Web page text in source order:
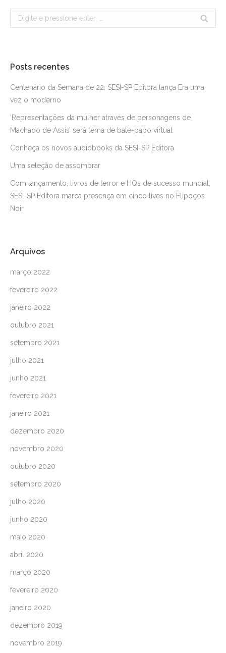
Search:
Posts recentes
Centenário da Semana de 22: SESI-SP Editora lança Era uma
vez o moderno
‘Representações da mulher através de personagens de
Machado de Assis’ será tema de bate-papo virtual
Conheça os novos audiobooks da SESI-SP Editora
Uma seleção de assombrar
Com lançamento, livros de terror e HQs de sucesso mundial,
SESI-SP Editora marca presença em cinco lives no Flipoços
Noir
Arquivos
março 2022
fevereiro 2022
janeiro 2022
outubro 2021
setembro 2021
julho 2021
junho 2021
fevereiro 2021
janeiro 2021
dezembro 2020
novembro 2020
outubro 2020
setembro 2020
julho 2020
junho 2020
maio 2020
abril 2020
março 2020
fevereiro 2020
janeiro 2020
dezembro 2019
novembro 2019